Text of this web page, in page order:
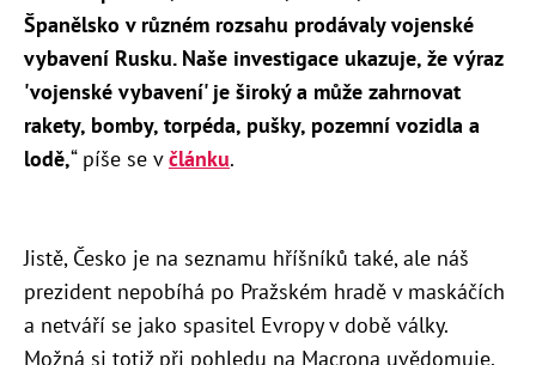
Španělsko v různém rozsahu prodávaly vojenské
vybavení Rusku. Naše investigace ukazuje, že výraz
'vojenské vybavení' je široký a může zahrnovat
rakety, bomby, torpéda, pušky, pozemní vozidla a
lodě,“ píše se včlánku.
Jistě, Česko je na seznamu hříšníků také, ale náš
prezident nepobíhá po Pražském hradě v maskáčích
a netváří se jako spasitel Evropy v době války.
Možná si totiž při pohledu na Macrona uvědomuje,